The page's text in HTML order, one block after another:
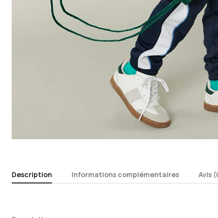
Description Informations complémentaires Avis